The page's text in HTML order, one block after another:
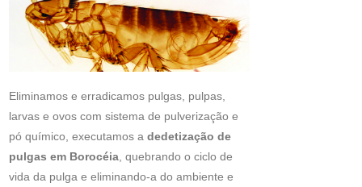
Eliminamos e erradicamos pulgas, pulpas,
larvas e ovos com sistema de pulverização e
pó químico, executamos adedetização de
pulgas em Borocéia , quebrando o ciclo de
vida da pulga e eliminando-a do ambiente e